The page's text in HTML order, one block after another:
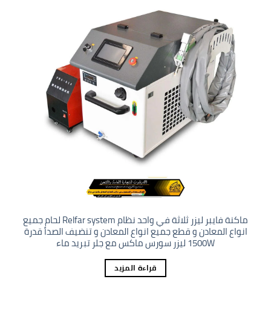
ماكنة فايبر ليزر ثلاثة في واحد نظام Relfar system لحام جميع
انواع المعادن و قطع جميع انواع المعادن و تنضيف الصدأ قدرة
1500W ليزر سورس ماكس مع جلر تبريد ماء
قراءة المزيد